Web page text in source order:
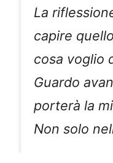
La
capire
cosa voglio
Guardo
porterà la
Non solo